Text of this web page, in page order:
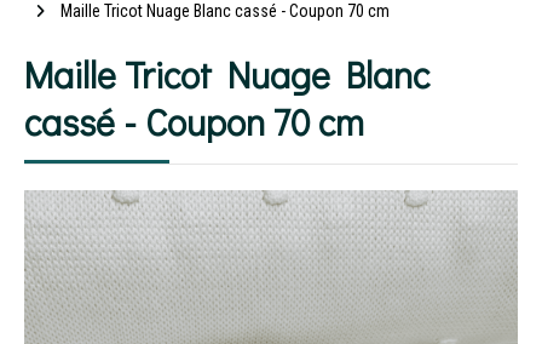
Maille Tricot Nuage Blanc cassé - Coupon 70 cm
Maille Tricot Nuage Blanc
cassé - Coupon 70 cm